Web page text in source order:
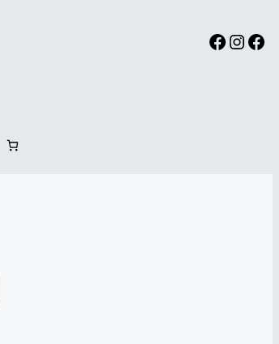
Facebook Instagram Facebook